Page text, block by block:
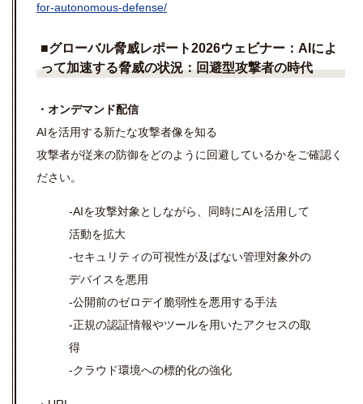
for-autonomous-defense/
■グローバル脅威レポート2026ウェビナー： AI によ
って加速する脅威の状況：回避型攻撃者の時代
・オンデマンド配信
AIを活用する新たな攻撃者像を知る
攻撃者が従来の防御をどのように回避しているかをご確認く
ださい。
-AIを攻撃対象としながら、同時にAIを活用して
活動を拡大
-セキュリティの可視性が及ばない管理対象外の
デバイスを悪用
-公開前のゼロデイ脆弱性を悪用する手法
-正規の認証情報やツールを用いたアクセスの取
得
-クラウド環境への標的化の強化